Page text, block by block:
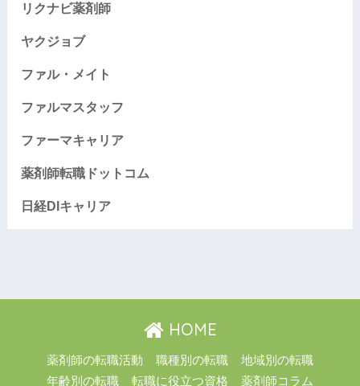
リクナビ薬剤師
ヤクジョブ
ファル・メイト
ファルマスタッフ
ファーマキャリア
薬剤師転職ドットコム
日経DIキャリア
HOME
薬剤師の転職活動 職種別の転職
地域別の転職
年齢別の転職
転職に役立つ資格 薬剤師コラム